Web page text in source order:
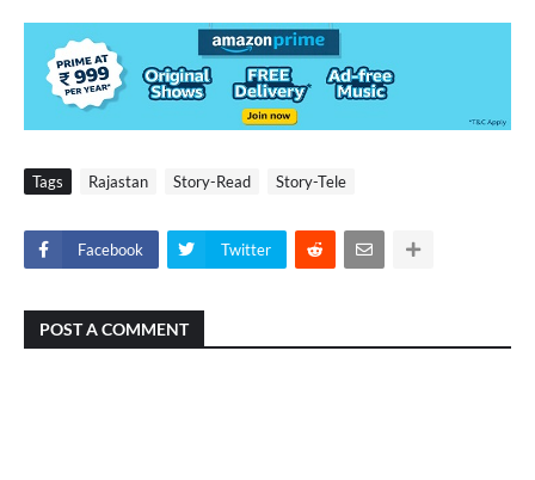
Tags Rajastan Story-Read Story-Tele
Facebook Twitter
POST A COMMENT